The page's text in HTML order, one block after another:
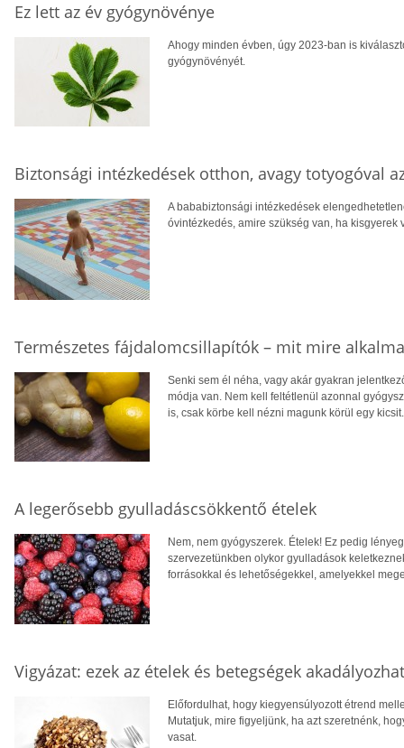
Ez lett az év gyógynövénye
Ahogy minden évben, úgy 2023-ban is
gyógynövényét.
Biztonsági intézkedések otthon, avagy totyogóval
A bababiztonsági intézkedések
óvintézkedés, amire szükség van, ha kisgyerek
Természetes fájdalomcsillapítók – mit mire
Senki sem él néha, vagy akár gyakran
módja van. Nem kell feltétlenül azonnal
is, csak körbe kell nézni magunk körül egy kicsit.
A legerősebb gyulladáscsökkentő ételek
Nem, nem gyógyszerek. Ételek! Ez pedig
szervezetünkben olykor gyulladások
forrásokkal és lehetőségekkel, amelyekkel
Vigyázat: ezek az ételek és betegségek
Előfordulhat, hogy kiegyensúlyozott étrend
Mutatjuk, mire figyeljünk, ha azt szeretnénk,
vasat.